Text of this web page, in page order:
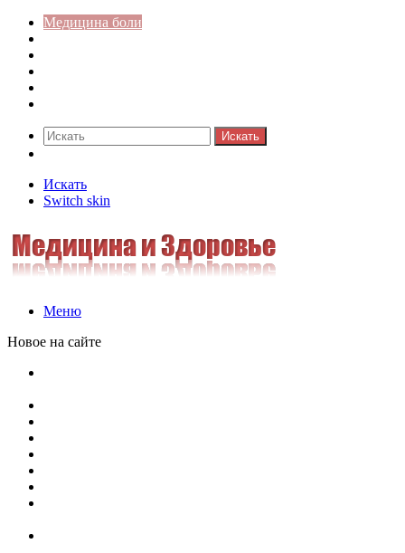
Медицина боли
Искать
Искать
Switch skin
Меню
Новое на сайте